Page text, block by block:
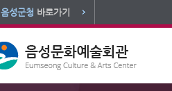
음성군청 바로가기